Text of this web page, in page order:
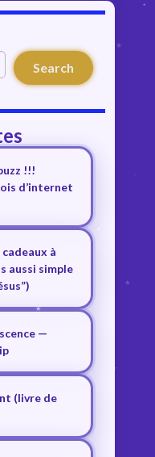
Search
!!!
d’internet
à
aussi simple
—
(livre de